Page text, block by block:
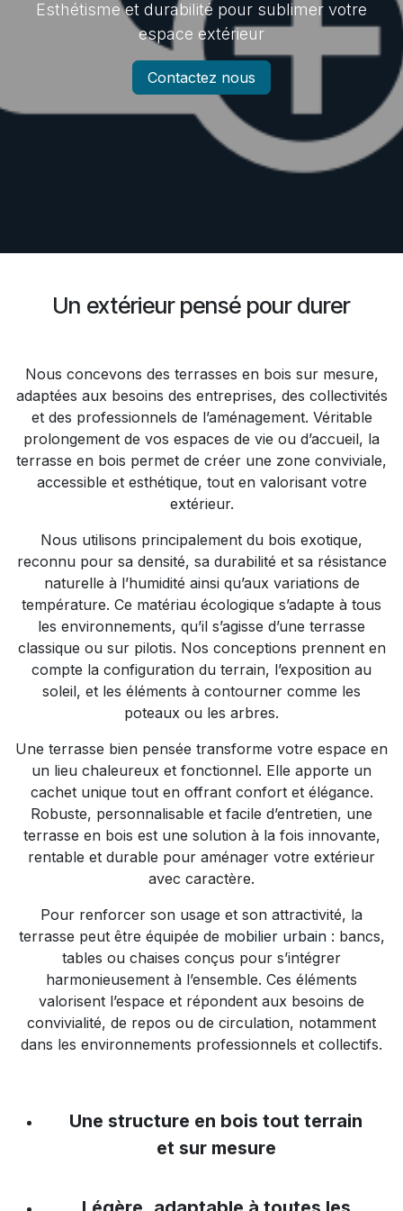
Esthétisme et durabilité pour sublimer votre
espace extérieur
Contactez nous
Un extérieur pensé pour durer
Nous concevons des terrasses en bois sur mesure,
adaptées aux besoins des entreprises, des collectivités
et des professionnels de l’aménagement. Véritable
prolongement de vos espaces de vie ou d’accueil, la
terrasse en bois permet de créer une zone conviviale,
accessible et esthétique, tout en valorisant votre
extérieur.
Nous utilisons principalement du bois exotique,
reconnu pour sa densité, sa durabilité et sa résistance
naturelle à l’humidité ainsi qu’aux variations de
température. Ce matériau écologique s’adapte à tous
les environnements, qu’il s’agisse d’une terrasse
classique ou sur pilotis. Nos conceptions prennent en
compte la configuration du terrain, l’exposition au
soleil, et les éléments à contourner comme les
poteaux ou les arbres.
Une terrasse bien pensée transforme votre espace en
un lieu chaleureux et fonctionnel. Elle apporte un
cachet unique tout en offrant confort et élégance.
Robuste, personnalisable et facile d’entretien, une
terrasse en bois est une solution à la fois innovante,
rentable et durable pour aménager votre extérieur
avec caractère.
Pour renforcer son usage et son attractivité, la
terrasse peut être équipée de mobilier urbain: bancs,
tables ou chaises conçus pour s’intégrer
harmonieusement à l’ensemble. Ces éléments
valorisent l’espace et répondent aux besoins de
convivialité, de repos ou de circulation, notamment
dans les environnements professionnels et collectifs.
Une structure en bois tout terrain
et sur mesure